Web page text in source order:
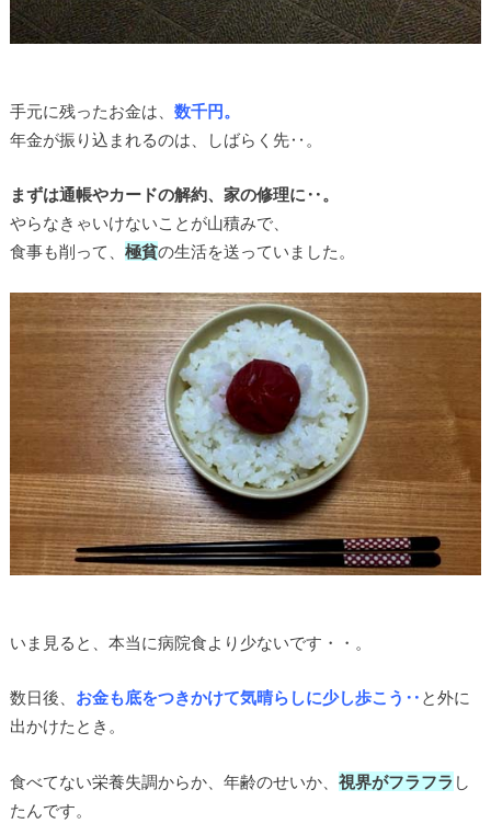
手元に残ったお金は、 数千円。
年金が振り込まれるのは、しばらく先‥。
まずは通帳やカードの解約、家の修理に‥。
やらなきゃいけないことが山積みで、
食事も削って、 極貧の生活を送っていました。
いま見ると、本当に病院食より少ないです・・。
数日後、 お金も底をつきかけて気晴らしに少し歩こう‥ と外に
出かけたとき。
食べてない栄養失調からか、年齢のせいか、 視界がフラフラ し
たんです。